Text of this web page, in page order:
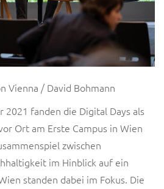
Vienna / David Bohmann
2021 fanden die Digital Days als
Ort am Erste Campus in Wien
zwischen
im Hinblick auf ein
standen dabei im Fokus. Die